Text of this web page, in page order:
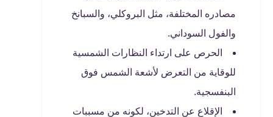
مصادره المختلفة، مثل البروكلي، والسبانخ
والفول السوداني.
الحرص على ارتداء النظارات الشمسية
للوقاية من التعرض لأشعة الشمس فوق
البنفسجية.
الإقلاع عن التدخين، لكونه من مسببات